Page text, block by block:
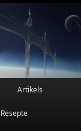
Artikels
Resepte